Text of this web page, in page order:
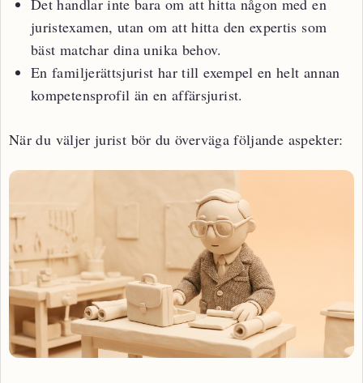
Det handlar inte bara om att hitta någon med en
juristexamen, utan om att hitta den expertis som
bäst matchar dina unika behov.
En familjerättsjurist har till exempel en helt annan
kompetensprofil än en affärsjurist.
När du väljer jurist bör du överväga följande aspekter: